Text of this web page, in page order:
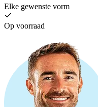
Elke gewenste vorm
Op voorraad